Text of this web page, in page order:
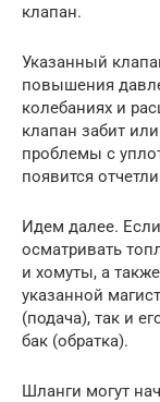
клапан.
Указанный
повышения
колебаниях и
клапан забит
проблемы с
появится
Идем далее.
осматривать
и хомуты, а
указанной
(подача), так и
бак (обратка).
Шланги могут